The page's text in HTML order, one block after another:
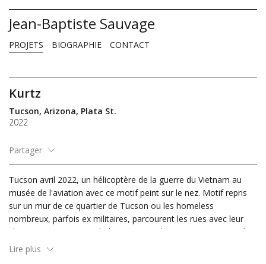
Jean-Baptiste Sauvage
PROJETS BIOGRAPHIE CONTACT
Kurtz
Tucson, Arizona, Plata St.
2022
Partager
Imprimer
Facebook
Twitter
Pinterest
Tucson avril 2022, un hélicoptère de la guerre du Vietnam au
musée de l'aviation avec ce motif peint sur le nez. Motif repris
sur un mur de ce quartier de Tucson ou les homeless
nombreux, parfois ex militaires, parcourent les rues avec leur
chargement sous une chaleur souvent écrasante. Kurtz c'est le
nom de ce colonel dissident, Marlon Brando dans Apocalypse
Now, cette peinture est pour lui, pour eux.
Lire plus